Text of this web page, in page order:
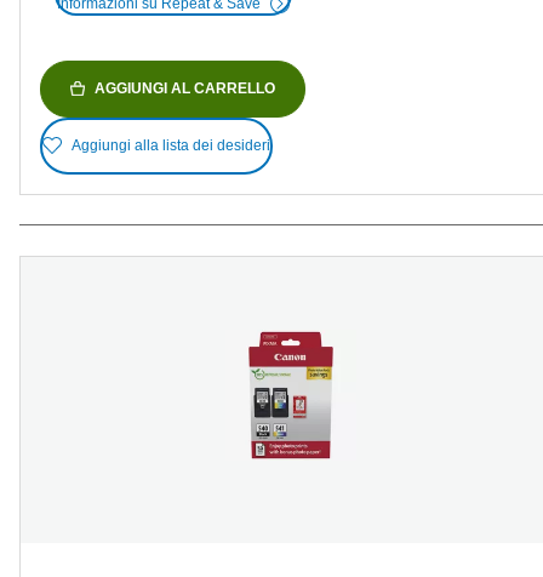
AGGIUNGI AL CARRELLO
Aggiungi alla lista dei desideri